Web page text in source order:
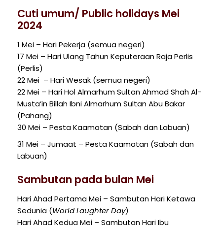
Cuti umum/ Public holidays Mei
2024
1 Mei – Hari Pekerja (semua negeri)
17 Mei – Hari Ulang Tahun Keputeraan Raja Perlis
(Perlis)
22 Mei – Hari Wesak (semua negeri)
22 Mei – Hari Hol Almarhum Sultan Ahmad Shah Al-
Musta’in Billah Ibni Almarhum Sultan Abu Bakar
(Pahang)
30 Mei – Pesta Kaamatan (Sabah dan Labuan)
31 Mei – Jumaat – Pesta Kaamatan (Sabah dan
Labuan)
Sambutan pada bulan Mei
Hari Ahad Pertama Mei – Sambutan Hari Ketawa
Sedunia (World Laughter Day)
Hari Ahad Kedua Mei – Sambutan Hari Ibu